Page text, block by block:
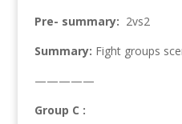
Pre- summary: 2vs2
Summary: Fight groups
—————
Group C :